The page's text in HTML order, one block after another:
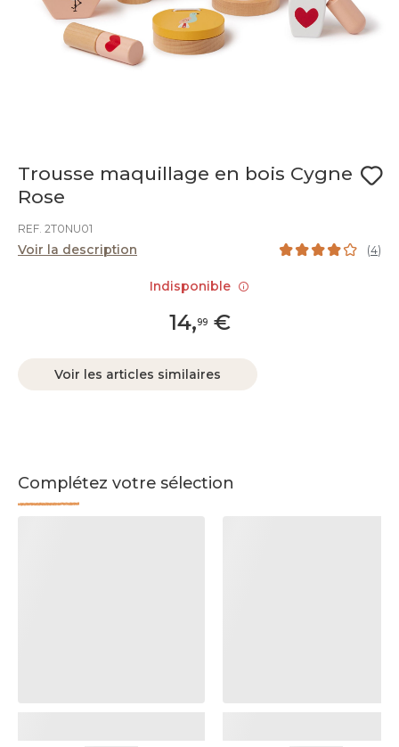
Trousse maquillage en bois Cygne
Rose
REF. 2T0NU01
Voir la description (4)
14,99€
Voir les articles similaires
Complétez votre sélection